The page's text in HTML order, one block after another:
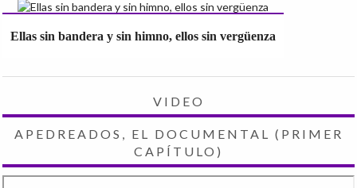
Ellas sin bandera y sin himno, ellos sin vergüenza
VIDEO
APEDREADOS, EL DOCUMENTAL (PRIMER
CAPÍTULO)